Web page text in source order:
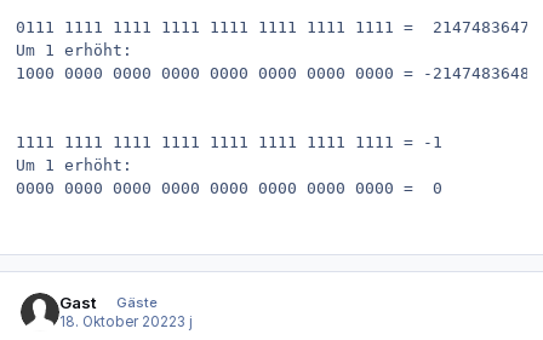
0111 1111 1111 1111 1111 1111 1111 1111 =
Um 1 erhöht:
1000 0000 0000 0000 0000 0000 0000 0000 = -
1111 1111 1111 1111 1111 1111 1111 1111 = -1
Um 1 erhöht:
Gast
Gäste
18. Oktober 20223 j